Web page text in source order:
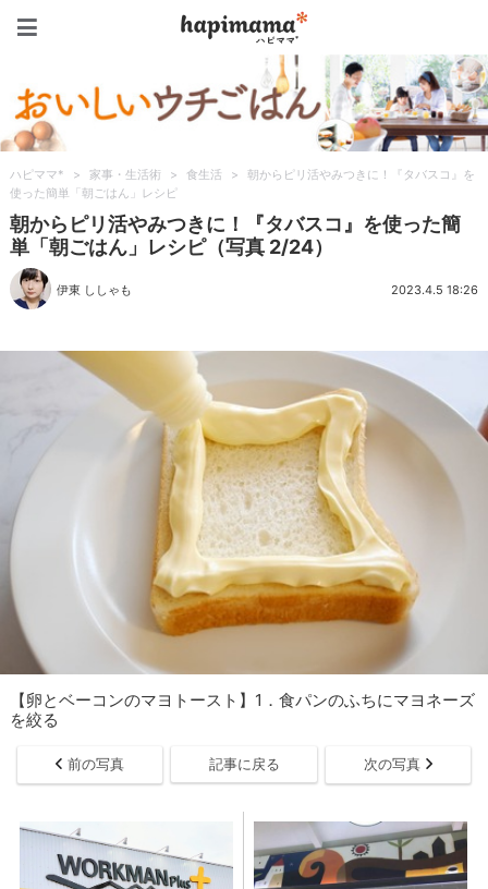
ハピママ* > 家事・生活術 > 食生活 >
朝からピリ活やみつきに！『タバスコ』を
使った簡単「朝ごはん」レシピ
朝からピリ活やみつきに！『タバスコ』を使った簡
単「朝ごはん」レシピ（写真 2/24）
伊東 ししゃも 2023.4.5 18:26
【卵とベーコンのマヨトースト】1．食パンのふちにマヨネーズ
を絞る
前の写真 記事に戻る 次の写真